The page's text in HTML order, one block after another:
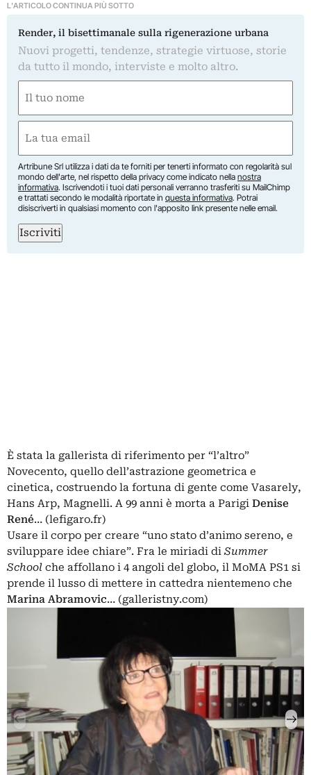
L'ARTICOLO CONTINUA PIÙ SOTTO
Render, il bisettimanale sulla rigenerazione urbana
Nuovi progetti, tendenze, strategie virtuose, storie
da tutto il mondo, interviste e molto altro.
(Required)
First
(Required)
Artribune Srl utilizza i dati da te forniti per tenerti informato con regolarità sul
mondo dell'arte, nel rispetto della privacy come indicato nella nostra
informativa. Iscrivendoti i tuoi dati personali verranno trasferiti su MailChimp
e trattati secondo le modalità riportate in questa informativa. Potrai
disiscriverti in qualsiasi momento con l'apposito link presente nelle email.
Iscriviti
È stata la gallerista di riferimento per “l’altro”
Novecento, quello dell’astrazione geometrica e
cinetica, costruendo la fortuna di gente come Vasarely,
Hans Arp, Magnelli. A 99 anni è morta a Parigi Denise
René… (lefigaro.fr)
Usare il corpo per creare “uno stato d’animo sereno, e
sviluppare idee chiare”. Fra le miriadi di Summer
School che affollano i 4 angoli del globo, il MoMA PS1 si
prende il lusso di mettere in cattedra nientemeno che
Marina Abramovic… (galleristny.com)